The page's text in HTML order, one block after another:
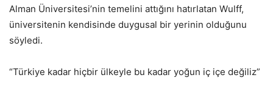
Alman Üniversitesi’nin temelini attığını hatırlatan Wulff,
üniversitenin kendisinde duygusal bir yerinin olduğunu
söyledi.
“Türkiye kadar hiçbir ülkeyle bu kadar yoğun iç içe değiliz”